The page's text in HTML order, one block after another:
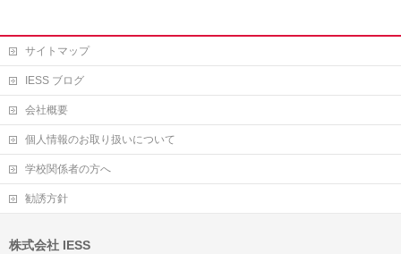
サイトマップ
IESS ブログ
会社概要
個人情報のお取り扱いについて
学校関係者の方へ
勧誘方針
株式会社 IESS